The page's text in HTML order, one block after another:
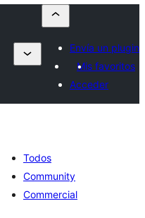
Envía un plugin
Mis favoritos
Acceder
Todos
Community
Commercial